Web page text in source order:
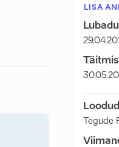
LISA
Loodud
Tegude